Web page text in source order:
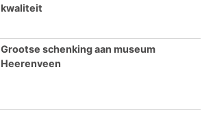
kwaliteit
Grootse schenking aan museum
Heerenveen